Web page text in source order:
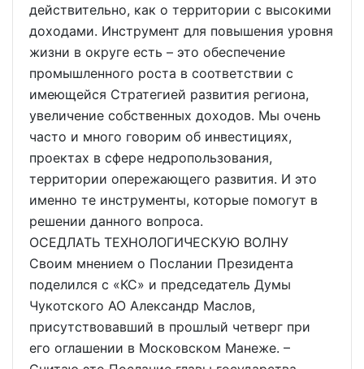
действительно, как о территории с высокими
доходами. Инструмент для повышения уровня
жизни в округе есть – это обеспечение
промышленного роста в соответствии с
имеющейся Стратегией развития региона,
увеличение собственных доходов. Мы очень
часто и много говорим об инвестициях,
проектах в сфере недропользования,
территории опережающего развития. И это
именно те инструменты, которые помогут в
решении данного вопроса.
ОСЕДЛАТЬ ТЕХНОЛОГИЧЕСКУЮ ВОЛНУ
Своим мнением о Послании Президента
поделился с «КС» и председатель Думы
Чукотского АО Александр Маслов,
присутствовавший в прошлый четверг при
его оглашении в Московском Манеже. –